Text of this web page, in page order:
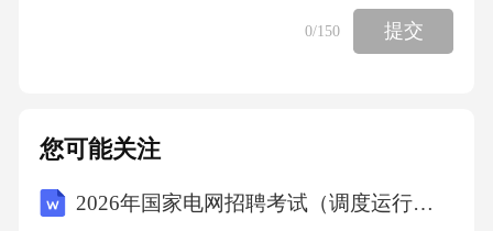
使用符合安全标准的工具和维修设备，确保操
作安全可靠。工具与设备维修人员安全培训与
针对评估结果，采取相应措施改善作业环境，
如增加安全标识、优化作业流程等。现场安全
0/150 提交
您可能关注
2026年国家电网招聘考试（调度运行类）经典试题及答案